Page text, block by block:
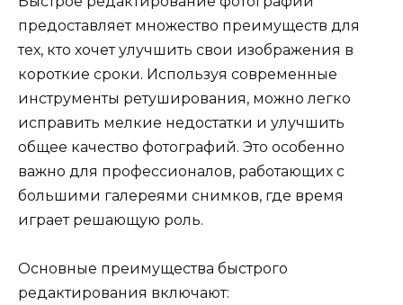
предоставляет множество преимуществ для
тех, кто хочет улучшить свои изображения в
короткие сроки. Используя современные
инструменты ретуширования, можно легко
исправить мелкие недостатки и улучшить
общее качество фотографий. Это особенно
важно для профессионалов, работающих с
большими галереями снимков, где время
играет решающую роль.
Основные преимущества быстрого
редактирования включают: